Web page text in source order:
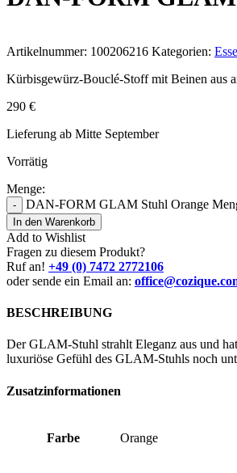
Artikelnummer: 100206216 Kategorien:
Kürbisgewürz-Bouclé-Stoff mit Beinen aus
290 €
Lieferung ab Mitte September
Vorrätig
Menge:
- DAN-FORM GLAM Stuhl Orange
In den Warenkorb
Add to Wishlist
Fragen zu diesem Produkt?
Ruf an! +49 (0) 7472 2772106
oder sende ein Email an:
BESCHREIBUNG
Der GLAM-Stuhl strahlt Eleganz aus und
luxuriöse Gefühl des GLAM-Stuhls noch
Zusatzinformationen
Farbe Orange